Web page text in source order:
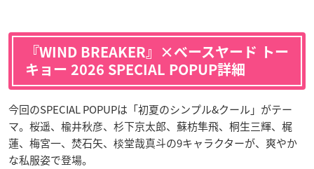
『WIND BREAKER』×ベースヤード トー
キョー 2026 SPECIAL POPUP詳細
今回のSPECIAL POPUPは「初夏のシンプル&クール」がテー
マ。桜遥、楡井秋彦、杉下京太郎、蘇枋隼飛、桐生三輝、梶
蓮、梅宮一、焚石矢、棪堂哉真斗の9キャラクターが、爽やか
な私服姿で登場。